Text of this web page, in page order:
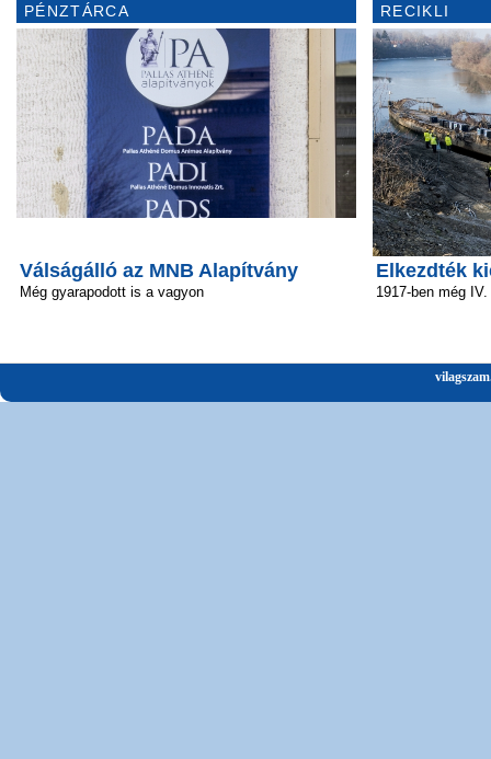
PÉNZTÁRCA
Válságálló az MNB Alapítvány
Még gyarapodott is a vagyon
RECIKLI
Elkezdték
1917-ben még